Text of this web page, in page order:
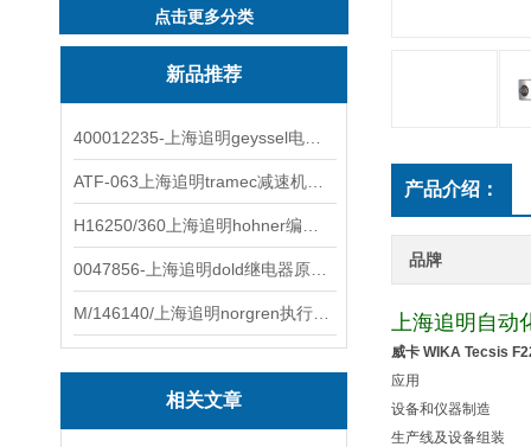
点击更多分类
新品推荐
相关文章
产品介绍：
品牌
上海追明自动
威卡 WIKA Tecsis
应用
设备和仪器制造
生产线及设备组装